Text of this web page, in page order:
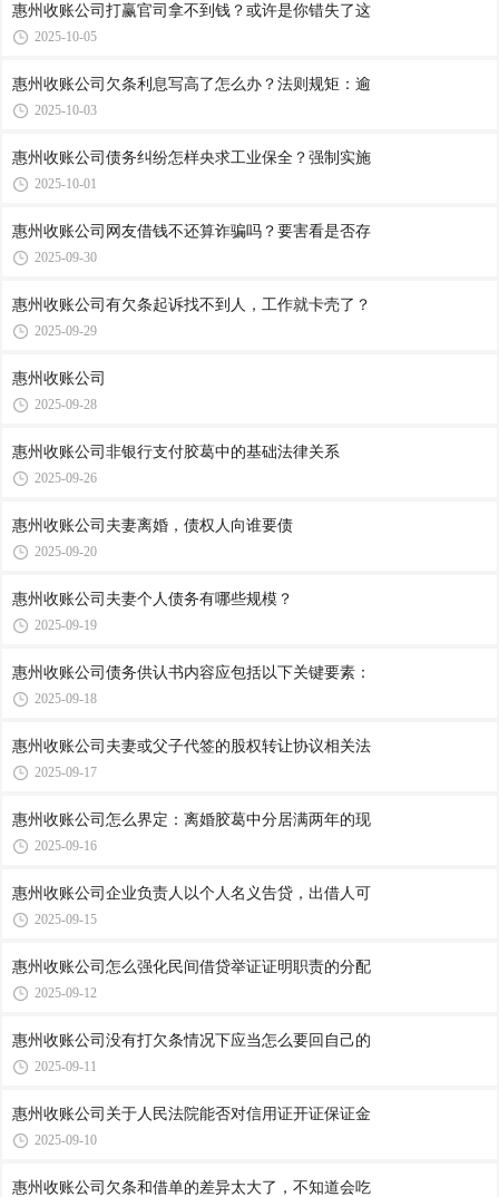
惠州收账公司​打赢官司拿不到钱？或许是你错失了这
2025-10-05
惠州收账公司​欠条利息写高了怎么办？法则规矩：逾
2025-10-03
惠州收账公司​债务纠纷怎样央求工业保全？强制实施
2025-10-01
惠州收账公司​网友借钱不还算诈骗吗？要害看是否存
2025-09-30
惠州收账公司​有欠条起诉找不到人，工作就卡壳了？
2025-09-29
惠州收账公司​
2025-09-28
惠州收账公司​非银行支付胶葛中的基础法律关系
2025-09-26
惠州收账公司​夫妻离婚，债权人向谁要债
2025-09-20
惠州收账公司​夫妻个人债务有哪些规模？
2025-09-19
惠州收账公司​债务供认书内容应包括以下关键要素：
2025-09-18
惠州收账公司​夫妻或父子代签的股权转让协议相关法
2025-09-17
惠州收账公司​怎么界定：离婚胶葛中分居满两年的现
2025-09-16
惠州收账公司​企业负责人以个人名义告贷，出借人可
2025-09-15
惠州收账公司​怎么强化民间借贷举证证明职责的分配
2025-09-12
惠州收账公司​没有打欠条情况下应当怎么要回自己的
2025-09-11
惠州收账公司​关于人民法院能否对信用证开证保证金
2025-09-10
惠州收账公司​欠条和借单的差异太大了，不知道会吃